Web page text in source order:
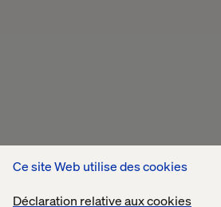
Ce site Web utilise des cookies
Déclaration relative aux cookies